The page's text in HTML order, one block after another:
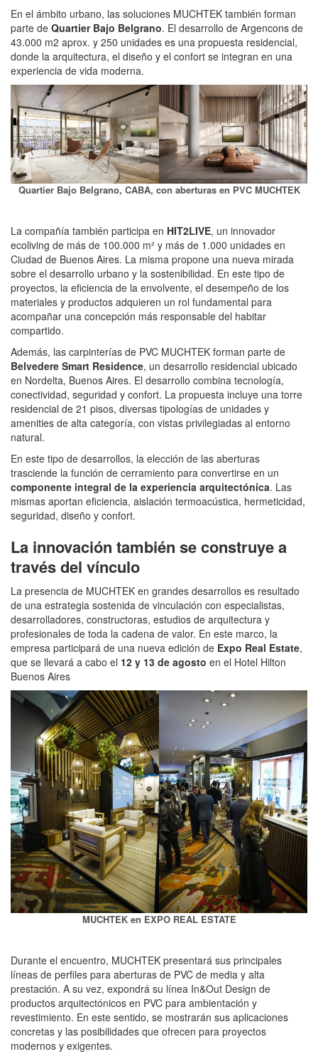
En el ámbito urbano, las soluciones MUCHTEK también forman
parte de Quartier Bajo Belgrano. El desarrollo de Argencons de
43.000 m2 aprox. y 250 unidades es una propuesta residencial,
donde la arquitectura, el diseño y el confort se integran en una
experiencia de vida moderna.
Quartier Bajo Belgrano, CABA, con aberturas en PVC MUCHTEK
La compañía también participa en HIT2LIVE, un innovador
ecoliving de más de 100.000 m² y más de 1.000 unidades en
Ciudad de Buenos Aires. La misma propone una nueva mirada
sobre el desarrollo urbano y la sostenibilidad. En este tipo de
proyectos, la eficiencia de la envolvente, el desempeño de los
materiales y productos adquieren un rol fundamental para
acompañar una concepción más responsable del habitar
compartido.
Además, las carpinterías de PVC MUCHTEK forman parte de
Belvedere Smart Residence, un desarrollo residencial ubicado
en Nordelta, Buenos Aires. El desarrollo combina tecnología,
conectividad, seguridad y confort. La propuesta incluye una torre
residencial de 21 pisos, diversas tipologías de unidades y
amenities de alta categoría, con vistas privilegiadas al entorno
natural.
En este tipo de desarrollos, la elección de las aberturas
trasciende la función de cerramiento para convertirse en un
componente integral de la experiencia arquitectónica. Las
mismas aportan eficiencia, aislación termoacústica, hermeticidad,
seguridad, diseño y confort.
La innovación también se construye a
través del vínculo
La presencia de MUCHTEK en grandes desarrollos es resultado
de una estrategia sostenida de vinculación con especialistas,
desarrolladores, constructoras, estudios de arquitectura y
profesionales de toda la cadena de valor. En este marco, la
empresa participará de una nueva edición de Expo Real Estate,
que se llevará a cabo el 12 y 13 de agosto en el Hotel Hilton
Buenos Aires
MUCHTEK en EXPO REAL ESTATE
Durante el encuentro, MUCHTEK presentará sus principales
líneas de perfiles para aberturas de PVC de media y alta
prestación. A su vez, expondrá su línea In&Out Design de
productos arquitectónicos en PVC para ambientación y
revestimiento. En este sentido, se mostrarán sus aplicaciones
concretas y las posibilidades que ofrecen para proyectos
modernos y exigentes.